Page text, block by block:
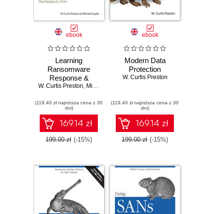
ebook
Learning
Ransomware
Response &
Recovery.
Ransomware One
Restore at a Time
W. Curtis Preston, Michael Saylor
(119,40 zł najniższa cena z 30
dni)
169.14 zł
199.00 zł (-15%)
ebook
Modern Data
Protection
W. Curtis Preston
(119,40 zł najniższa cena z 30
dni)
169.14 zł
199.00 zł (-15%)